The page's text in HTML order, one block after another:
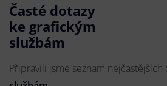
Časté dotazy
ke grafickým
službám
Připravili jsme seznam nejčastějších